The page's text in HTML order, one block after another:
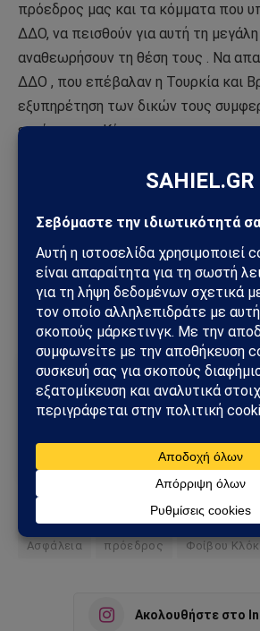
πρόεδρος μας και τα κόμματα που
ΔΔΟ, να πεισθούν για αυτή τη
αναθεωρήσουν τη θέση τους . Να
ΔΔΟ , που επέβαλαν η Τουρκία και
εξυπηρέτηση των δικών τους
εκείνων της Κύπρου.
* αντιστράτηγος ε.α.
Λευκωσία Μάρτιος 2023
Ακολουθήστε τοSahiel.gr στο
μάθετε πρώτοι όλες τις ειδήσεις.
Ακολούθησε το Sahiel στο
Πρόσθεσε το Sahiel ως προτιμώμενη
πρώτος τις σημαντικότερες ειδήσεις
Add as a preferred
Ασφάλεια πρόεδρος Φοίβου
Ακολουθήστε στο